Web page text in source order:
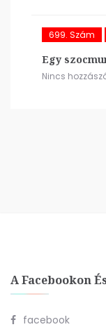
699. Szám
Egy
Nincs
A Facebookon
facebook